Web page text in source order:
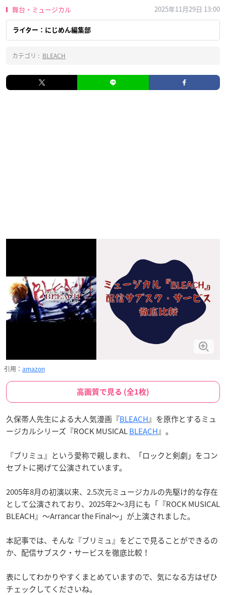
舞台・ミュージカル 2025年11月29日 13:00
ライター：にじめん編集部
カテゴリ : BLEACH
引用： amazon
高画質で見る (全1枚)
久保帯人先生による大人気漫画『BLEACH』を原作とするミュ
ージカルシリーズ『ROCK MUSICALBLEACH』。
『ブリミュ』という愛称で親しまれ、「ロックと剣劇」をコン
セプトに掲げて公演されています。
2005年8月の初演以来、2.5次元ミュージカルの先駆け的な存在
として公演されており、2025年2～3月にも「『ROCK MUSICAL
BLEACH』〜Arrancar the Final〜」が上演されました。
本記事では、そんな『ブリミュ』をどこで見ることができるの
か、配信サブスク・サービスを徹底比較！
表にしてわかりやすくまとめていますので、気になる方はぜひ
チェックしてくださいね。